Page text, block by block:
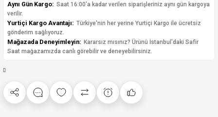
Aynı Gün Kargo: Saat 16:00'a kadar verilen siparişleriniz aynı gün kargoya
verilir.
Yurtiçi Kargo Avantajı: Türkiye'nin her yerine Yurtiçi Kargo ile ücretsiz
gönderim sağlıyoruz.
Mağazada Deneyimleyin: Kararsız mısınız? Ürünü İstanbul'daki Safir
Saat mağazamızda canlı görebilir ve deneyebilirsiniz.